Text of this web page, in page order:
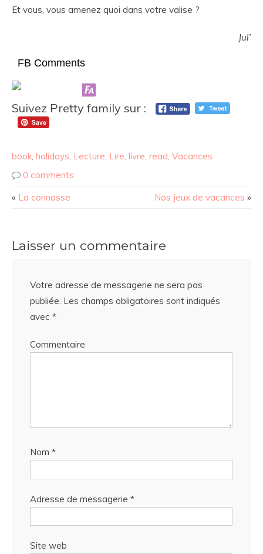
Et vous, vous amenez quoi dans votre valise ?
Jul’
FB Comments
Suivez Pretty family sur :
book, holidays, Lecture, Lire, livre, read, Vacances
0 comments
« La connasse Nos jeux de vacances »
Laisser un commentaire
Votre adresse de messagerie ne sera pas
publiée. Les champs obligatoires sont indiqués
avec *
Commentaire
Nom *
Adresse de messagerie *
Site web